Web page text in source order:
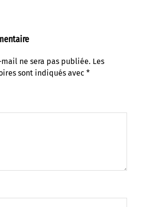
ne sera pas publiée. Les
sont indiqués avec *